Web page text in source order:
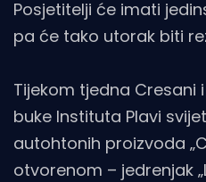
Posjetitelji će imati
pa će tako utorak biti
Tijekom tjedna
buke Instituta Plavi
autohtonih proizvoda
otvorenom – jedrenjak